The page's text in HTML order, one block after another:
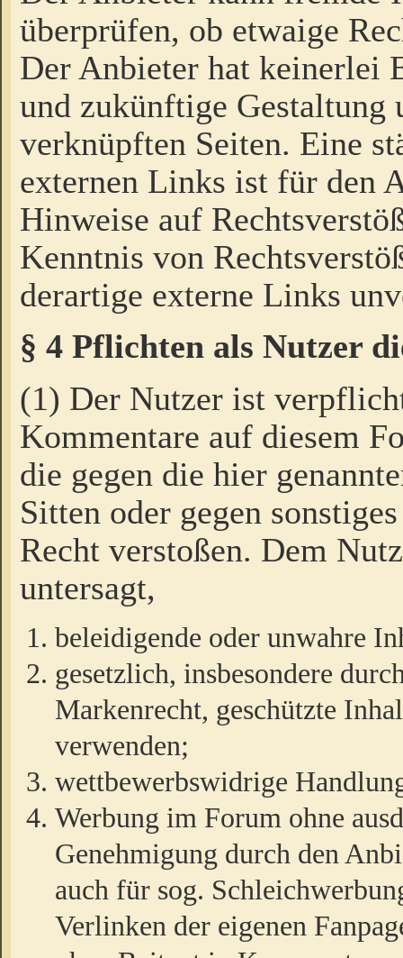
überprüfen, ob etwaige
Der Anbieter hat keinerlei
und zukünftige Gestaltung
verknüpften Seiten. Eine
externen Links ist für den
Hinweise auf
Kenntnis von
derartige externe Links
§ 4 Pflichten als Nutzer
(1) Der Nutzer ist
Kommentare auf diesem
die gegen die hier
Sitten oder gegen
Recht verstoßen. Dem
untersagt,
beleidigende oder unwahre
gesetzlich, insbesondere
Markenrecht, geschützte
verwenden;
wettbewerbswidrige
Werbung im Forum ohne
Genehmigung durch den
auch für sog.
Verlinken der eigenen